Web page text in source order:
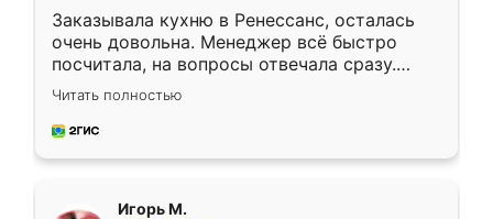
Заказывала кухню в Ренессанс, осталась
очень довольна. Менеджер всё быстро
посчитала, на вопросы отвечала сразу.
Замерщик приехал в субботу, подошёл к
делу со всей ответственностью. Собрали
за день, ребята работали аккуратно, даже
Читать полностью
Игорь М.